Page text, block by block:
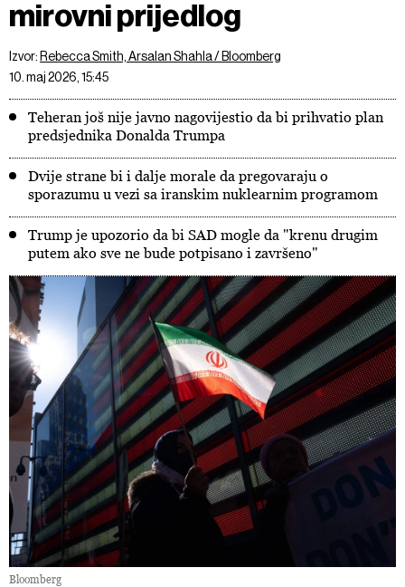
mirovni prijedlog
Izvor: Rebecca Smith, Arsalan Shahla / Bloomberg
10. maj 2026, 15:45
Teheran još nije javno nagovijestio da bi prihvatio plan
predsjednika Donalda Trumpa
Dvije strane bi i dalje morale da pregovaraju o
sporazumu u vezi sa iranskim nuklearnim programom
Trump je upozorio da bi SAD mogle da "krenu drugim
putem ako sve ne bude potpisano i završeno"
Bloomberg